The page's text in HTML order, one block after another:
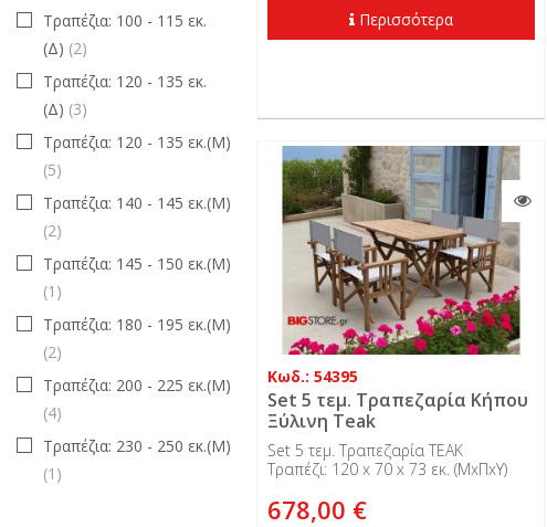
Περισσότερα
Κωδ.: 54395
Set 5 τεμ. Τραπεζαρία Κήπου
Ξύλινη Teak
Set 5 τεμ. Τραπεζαρία TEAK
Τραπέζι: 120 x 70 x 73 εκ. (ΜxΠxΥ)
678,00 €
Τραπέζια: 100 - 115 εκ.
(Δ) (2)
Τραπέζια: 120 - 135 εκ.
(Δ) (3)
Τραπέζια: 120 - 135 εκ.(Μ)
(5)
Τραπέζια: 140 - 145 εκ.(Μ)
(2)
Τραπέζια: 145 - 150 εκ.(Μ)
(1)
Τραπέζια: 180 - 195 εκ.(Μ)
(2)
Τραπέζια: 200 - 225 εκ.(Μ)
(4)
Τραπέζια: 230 - 250 εκ.(Μ)
(1)